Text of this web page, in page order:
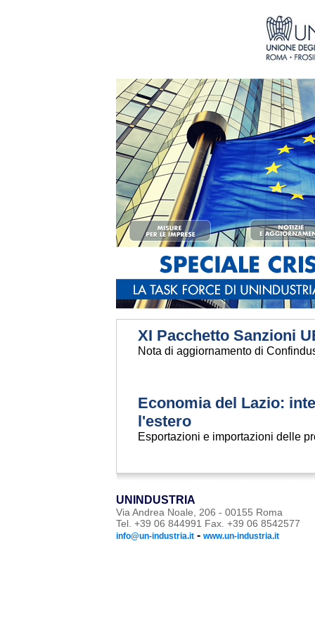
XI Pacchetto Sanzioni
Nota di aggiornamento di
Economia del Lazio:
l'estero
Esportazioni e importazioni delle
UNINDUSTRIA
Via Andrea Noale, 206 - 00155 Roma
Tel. +39 06 844991 Fax. +39 06 8542577
info@un-industria.it - www.un-industria.it